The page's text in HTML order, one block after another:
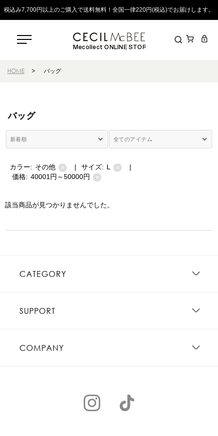
税込み7,700円以上のご購入で送料無料！全国一律220円(税込)でお届けします。
Mecollect ONLINE STORE
HOME > バッグ
バッグ
カラー: その他 × | サイズ: L ×
|
価格: 40001円～50000円 ×
該当商品が見つかりませんでした。
CATEGORY
SUPPORT
COMPANY